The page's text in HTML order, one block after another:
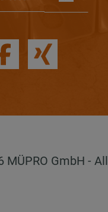
MÜPRO GmbH -